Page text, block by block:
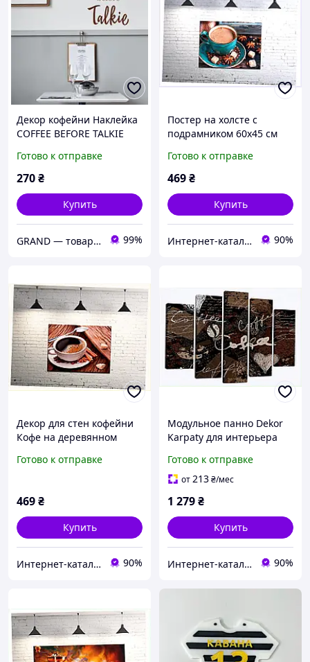
Декор кофейни Наклейка
COFFEE BEFORE TALKIE
декор для кофейни)
матовая 450х640 мм
Готово к отправке
270₴
Купить
GRAND ― товары для дома (наклейки, 3Д-панели, кухонные фартуки) 99%
Постер на холсте с
подрамником 60х45 см
12T25204X
Готово к отправке
469₴
Купить
Интернет-каталог скидок Техно ECO 90%
Декор для стен кофейни
Кофе на деревянном
122A5T21T6
Готово к отправке
469₴
Купить
Интернет-каталог скидок Техно ECO 90%
Модульное панно Dekor
Karpaty для интерьера
Готово к отправке
от213₴/мес
1 279₴
Купить
Интернет-каталог скидок Техно ECO 90%